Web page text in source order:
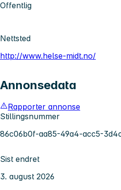
Offentlig
Nettsted
http://www.helse-midt.no/
Annonsedata
Rapporter annonse
Stillingsnummer
86c06b0f-aa85-49a4-acc5-
Sist endret
3. august 2026